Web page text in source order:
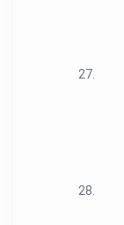
27.
28.